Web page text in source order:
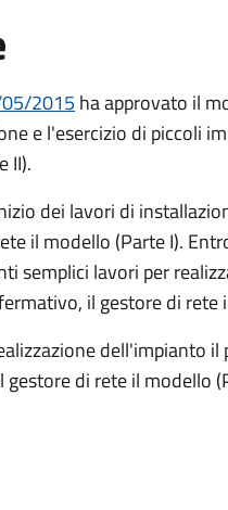
2015 ha approvato il
e l'esercizio di piccoli
II).
dei lavori di
il modello (Parte I).
semplici lavori per
il gestore di
dell'impianto
di rete il modello